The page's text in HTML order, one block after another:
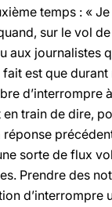
temps : «
sur le vol
aux journalistes
fait est que
d’interrompre
en train de dire,
sorte de flux
Prendre des
d’interrompre